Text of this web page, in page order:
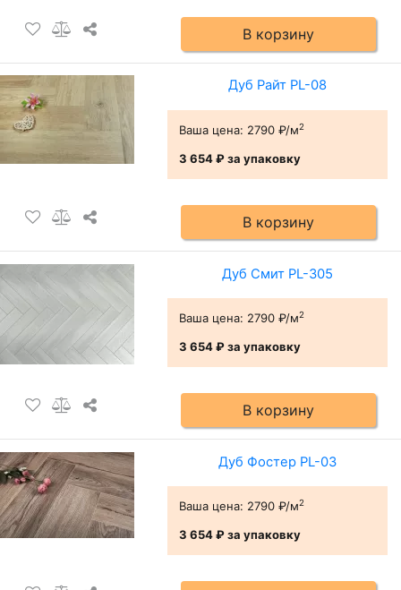
В корзину
Дуб Райт PL-08
Ваша цена: 2790 ₽/м2
3 654 ₽за упаковку
В корзину
Дуб Смит PL-305
Ваша цена: 2790 ₽/м2
3 654 ₽за упаковку
В корзину
Дуб Фостер PL-03
Ваша цена: 2790 ₽/м2
3 654 ₽за упаковку